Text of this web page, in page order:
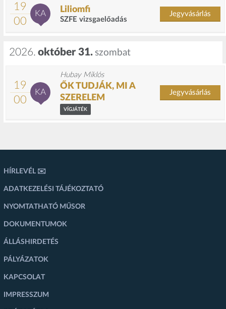
19
00
KA Liliomfi
SZFE vizsgaelőadás
Jegyvásárlás
2026. október 31. szombat
19
00
KA
Hubay Miklós
ŐK TUDJÁK, MI A
SZERELEM
VÍGJÁTÉK
Jegyvásárlás
HÍRLEVÉL ✉️
ADATKEZELÉSI TÁJÉKOZTATÓ
NYOMTATHATÓ MŰSOR
DOKUMENTUMOK
ÁLLÁSHIRDETÉS
PÁLYÁZATOK
KAPCSOLAT
IMPRESSZUM